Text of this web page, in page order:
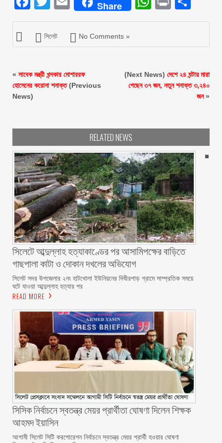
Share
সিলেট No Comments »
« সাবেক মন্ত্রী খন্দকার মোশাররফ
হোসেনের করোনা শনাক্ত(Previous
News)
(Next News) দেশে ২৪ ঘন্টায় মারা
গেছেন ৩৭ জন, নতুন শনাক্ত ৩,২৪০
জন»
RELATED NEWS
সিলেটে আব্দুল্লাহ হত্যাকাণ্ডের পর আসামিপক্ষের বাড়িতে
গাছপালা কাটা ও দোকান দখলের অভিযোগ
সিলেট সদর উপজেলার ২নং হাটখোলা ইউনিয়নের দিঘীরপাড় গ্রামে সাম্প্রতিক সময়ে
ঘটে যাওয়া আব্দুল্লাহ হত্যার পর
READ MORE
সিসিক নির্বাচনে স্বতন্ত্র মেয়র প্রার্থীতা ঘোষণা দিলেন শিক্ষক
আহমদ ইয়াসিন
আগামী সিলেট সিটি করপোরেশন নির্বাচনে স্বতন্ত্র মেয়র প্রার্থী হওয়ার ঘোষণা